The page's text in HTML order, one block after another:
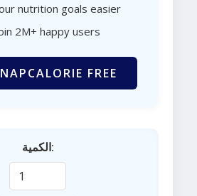
nutrition goals easier
2M+ happy users
FREE
الكمية: